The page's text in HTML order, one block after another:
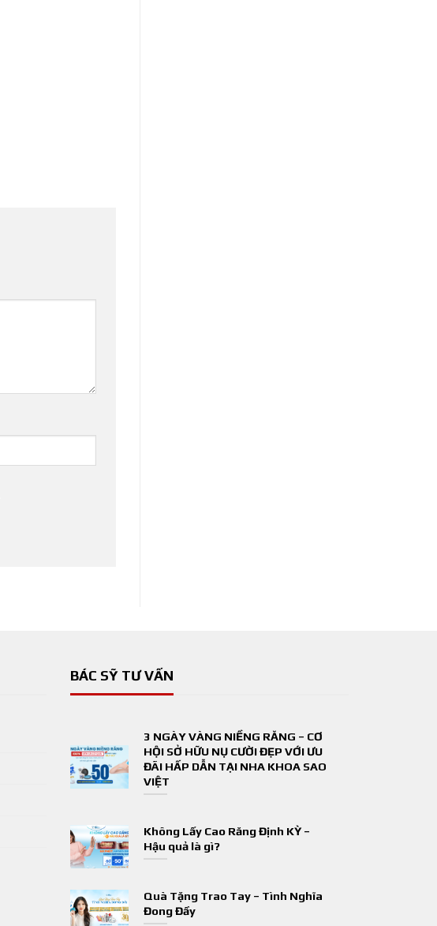
BÁC SỸ TƯ VẤN
3 NGÀY VÀNG NIỀNG RĂNG – CƠ
HỘI SỞ HỮU NỤ CƯỜI ĐẸP VỚI ƯU
ĐÃI HẤP DẪN TẠI NHA KHOA SAO
VIỆT
Không Lấy Cao Răng Định KỲ –
Hậu quả là gì?
Quà Tặng Trao Tay – Tình Nghĩa
Đong Đầy